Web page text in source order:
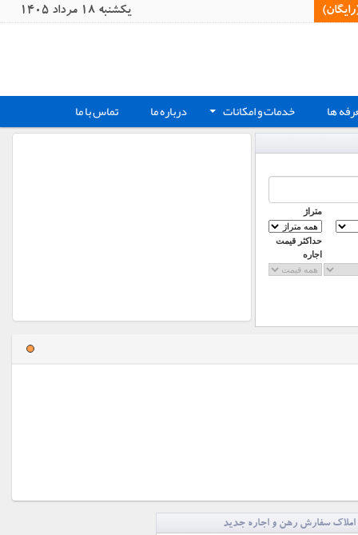
يکشنبه 18 مرداد 1405
ها + خدمات و امکانات درباره ما تماس با ما
متراژ
حداکثر قیمت
اجاره
املاک سفارش رهن و اجاره جدید